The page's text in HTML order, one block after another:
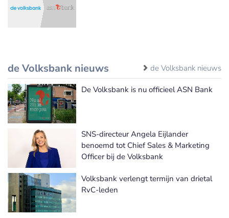
de Volksbank nieuws de Volksbank nieuws
De Volksbank is nu officieel ASN Bank
SNS-directeur Angela Eijlander
benoemd tot Chief Sales & Marketing
Officer bij de Volksbank
Volksbank verlengt termijn van drietal
RvC-leden